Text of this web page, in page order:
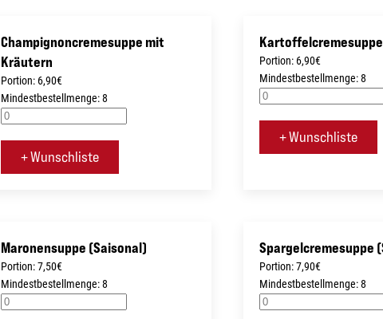
Champignoncremesuppe mit
Kräutern
Portion: 6,90€
Mindestbestellmenge: 8
+ Wunschliste
Portion: 6,90€
Mindestbestellmenge: 8
+ Wunschliste
Maronensuppe (Saisonal)
Portion: 7,50€
Mindestbestellmenge: 8
Spargelcremesuppe
Portion: 7,90€
Mindestbestellmenge: 8